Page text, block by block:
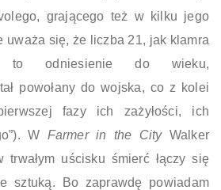
grającego też w kilku jego
uważa się, że liczba 21, jak klamra
to odniesienie do wieku,
powołany do wojska, co z kolei
fazy ich zażyłości, ich
W Farmer in the City Walker
trwałym uścisku śmierć łączy się
sztuką. Bo zaprawdę powiadam